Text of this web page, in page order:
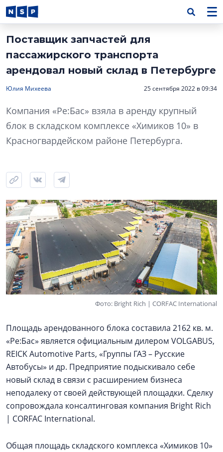
Поставщик запчастей для
пассажирского транспорта
арендовал новый склад в Петербурге
Юлия Михеева 25 сентября 2022 в 09:34
Компания «Ре:Бас» взяла в аренду крупный
блок в складском комплексе «Химиков 10» в
Красногвардейском районе Петербурга.
Фото: Bright Rich | CORFAC International
Площадь арендованного блока составила 2162 кв. м.
«Ре:Бас» является официальным дилером VOLGABUS,
REICK Automotive Parts, «Группы ГАЗ – Русские
Автобусы» и др. Предприятие подыскивало себе
новый склад в связи с расширением бизнеса
неподалеку от своей действующей площадки. Сделку
сопровождала консалтинговая компания Bright Rich
| CORFAC International.
Общая площадь складского комплекса «Химиков 10»